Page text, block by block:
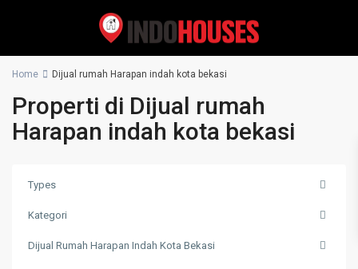
Home Dijual rumah Harapan indah kota bekasi
Properti di Dijual rumah
Harapan indah kota bekasi
Types
Kategori
Dijual Rumah Harapan Indah Kota Bekasi